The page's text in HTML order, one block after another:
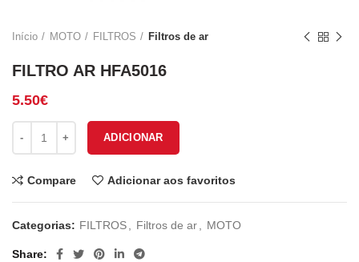
Início MOTO FILTROS Filtros de ar
FILTRO AR HFA5016
5.50€
ADICIONAR
Compare Adicionar aos favoritos
Categorias: FILTROS Filtros de ar MOTO
Share